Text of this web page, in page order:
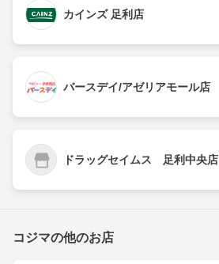
カインズ 足利店
バースデイ/アゼリアモール店
ドラッグセイムス 足利中央店
コジマの他のお店